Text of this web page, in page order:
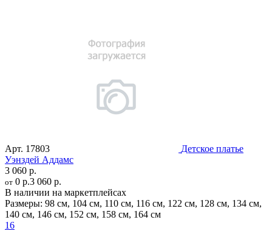
Арт. 17803
Детское платье
Уэнздей Аддамс
3 060 р.
от 0 р.3 060 р.
В наличии на маркетплейсах
Размеры: 98 см, 104 см, 110 см, 116 см, 122 см, 128 см, 134 см,
140 см, 146 см, 152 см, 158 см, 164 см
16